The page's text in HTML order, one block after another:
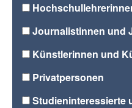
Journalistinnen und
Künstlerinnen und
Privatpersonen
Studieninteressierte